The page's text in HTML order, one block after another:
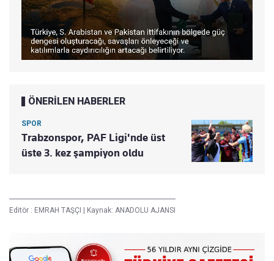
ÖNERİLEN HABERLER
SPOR
Trabzonspor, PAF Ligi'nde üst
üste 3. kez şampiyon oldu
Editör : EMRAH TAŞÇI | Kaynak: ANADOLU AJANSI